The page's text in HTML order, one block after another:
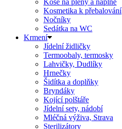
Kosmetika k přebalování
Nočníky
Sedátka na WC
Krmení
Jídelní židličky
Termoobaly, termosky
Lahvičky, Dudlíky
Hrnečky
Šidítka a doplňky
Bryndáky
Kojící polštáře
Jídelní sety, nádobí
Mléčná výživa, Strava
Sterilizátory